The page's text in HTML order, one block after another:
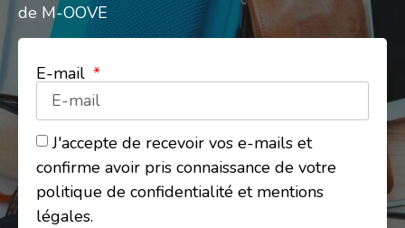
de M-OOVE
E-mail
J'accepte de recevoir vos e-mails et
confirme avoir pris connaissance de votre
politique de confidentialité et mentions
légales.